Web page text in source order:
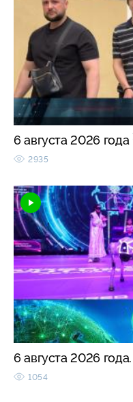
6 августа 2026 года
2935
6 августа 2026
1054